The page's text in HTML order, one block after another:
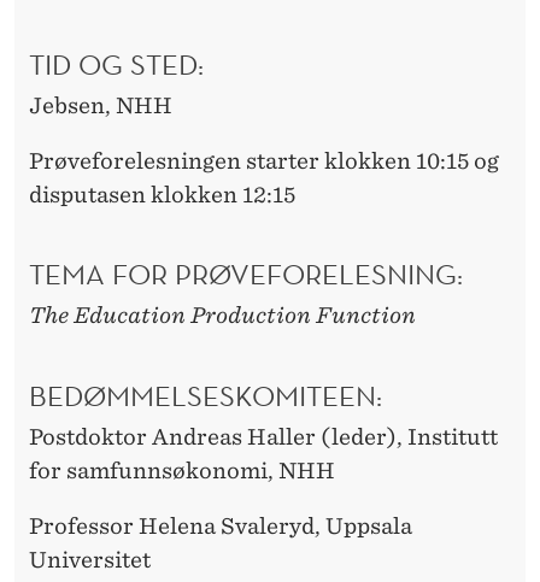
TID OG STED:
Jebsen, NHH
Prøveforelesningen starter klokken 10:15 og
disputasen klokken 12:15
TEMA FOR PRØVEFORELESNING:
The Education Production Function
BEDØMMELSESKOMITEEN:
Postdoktor Andreas Haller (leder), Institutt
for samfunnsøkonomi, NHH
Professor Helena Svaleryd, Uppsala
Universitet